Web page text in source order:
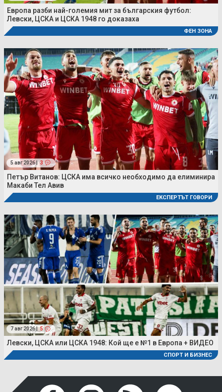
Европа разби най-големия мит за българския футбол:
Левски, ЦСКА и ЦСКА 1948 го доказаха
ФЕН ЗОНА
5 авг 2026 | 3
Петър Витанов: ЦСКА има всичко необходимо да елиминира
Макаби Тел Авив
ЕКСПЕРТЪТ ГОВОРИ
7 авг 2026 | 5
Левски, ЦСКА или ЦСКА 1948: Кой ще е №1 в Европа + ВИДЕО
СПОРТ И БИЗНЕС